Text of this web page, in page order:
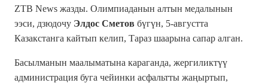
ZTB News жазды. Олимпиаданын алтын медалынын
ээси, дзюдочу Элдос Сметов бүгүн, 5-августта
Казакстанга кайтып келип, Тараз шаарына сапар алган.
Басылманын маалыматына караганда, жергиликтүү
администрация буга чейинки асфальтты жаңыртып,